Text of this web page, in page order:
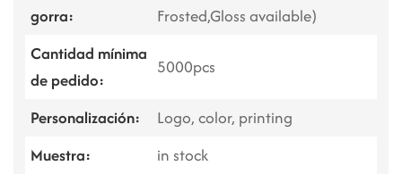
gorra:
Frosted,Gloss available)
Cantidad mínima
de pedido:
5000pcs
Personalización:
Logo, color, printing
Muestra:
in stock